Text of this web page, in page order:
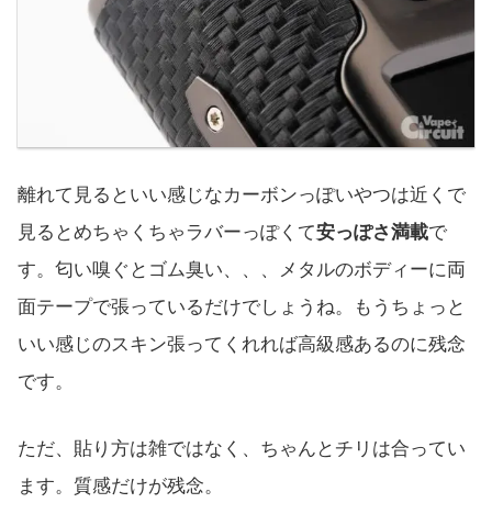
離れて見るといい感じなカーボンっぽいやつは近くで
見るとめちゃくちゃラバーっぽくて安っぽさ満載で
す。匂い嗅ぐとゴム臭い、、、メタルのボディーに両
面テープで張っているだけでしょうね。もうちょっと
いい感じのスキン張ってくれれば高級感あるのに残念
です。
ただ、貼り方は雑ではなく、ちゃんとチリは合ってい
ます。質感だけが残念。